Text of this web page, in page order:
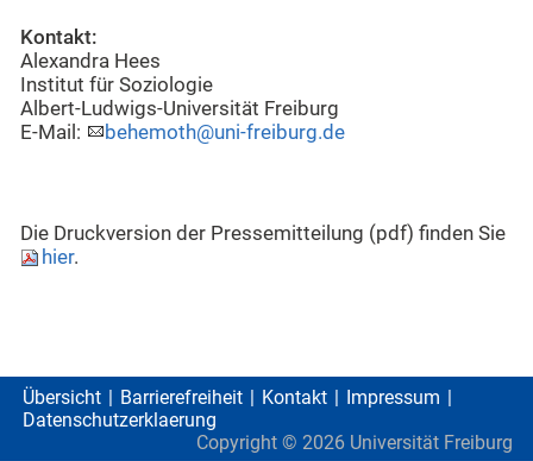
Kontakt:
Alexandra Hees
Institut für Soziologie
Albert-Ludwigs-Universität Freiburg
E-Mail:
behemoth@uni-freiburg.de
Die Druckversion der Pressemitteilung (pdf) finden Sie
hier.
Übersicht Barrierefreiheit Kontakt
Impressum
Datenschutzerklaerung
Copyright © 2026 Universität Freiburg